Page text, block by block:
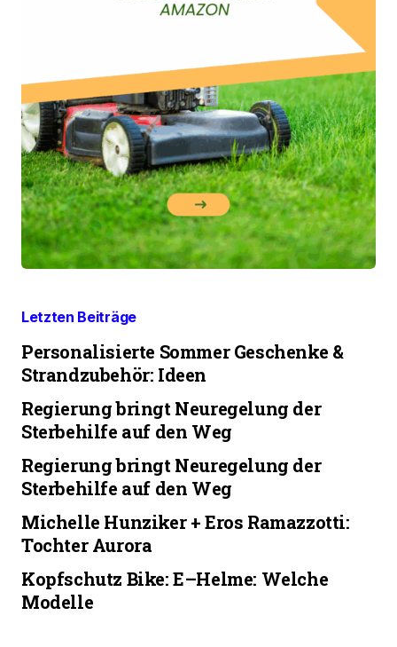
Letzten Beiträge
Personalisierte Sommer Geschenke &
Strandzubehör: Ideen
Regierung bringt Neuregelung der
Sterbehilfe auf den Weg
Regierung bringt Neuregelung der
Sterbehilfe auf den Weg
Michelle Hunziker + Eros Ramazzotti:
Tochter Aurora
Kopfschutz Bike: E–Helme: Welche
Modelle